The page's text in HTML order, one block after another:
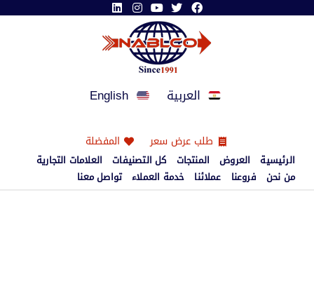
العربية English
طلب عرض سعر المفضلة
الرئيسية العروض المنتجات كل التصنيفات
العلامات التجارية
من نحن فروعنا عملائنا خدمة العملاء تواصل معنا